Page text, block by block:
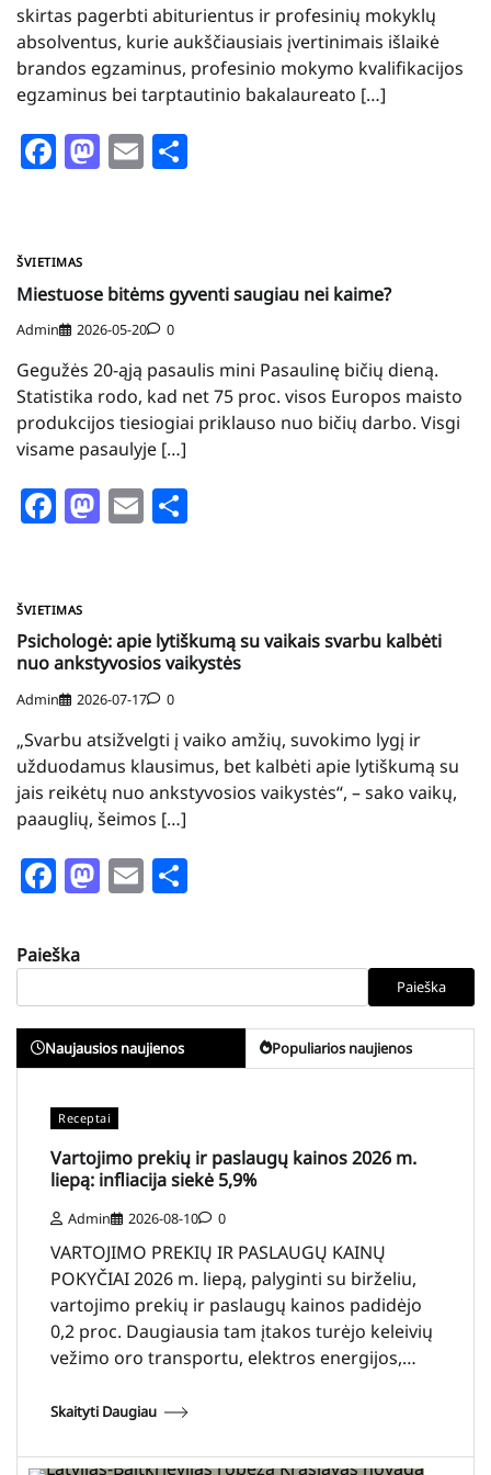
skirtas pagerbti abiturientus ir profesinių mokyklų
absolventus, kurie aukščiausiais įvertinimais išlaikė
brandos egzaminus, profesinio mokymo kvalifikacijos
egzaminus bei tarptautinio bakalaureato […]
Facebook
Mastodon
Email
ŠVIETIMAS
Miestuose bitėms gyventi saugiau nei kaime?
Admin 2026-05-20 0
Gegužės 20-ąją pasaulis mini Pasaulinę bičių dieną.
Statistika rodo, kad net 75 proc. visos Europos maisto
produkcijos tiesiogiai priklauso nuo bičių darbo. Visgi
visame pasaulyje […]
Facebook
Mastodon
Email
ŠVIETIMAS
Psichologė: apie lytiškumą su vaikais svarbu kalbėti
nuo ankstyvosios vaikystės
Admin 2026-07-17 0
„Svarbu atsižvelgti į vaiko amžių, suvokimo lygį ir
užduodamus klausimus, bet kalbėti apie lytiškumą su
jais reikėtų nuo ankstyvosios vaikystės“, – sako vaikų,
paauglių, šeimos […]
Facebook
Mastodon
Email
Paieška
Paieška
Naujausios naujienos Populiarios naujienos
Receptai
Vartojimo prekių ir paslaugų kainos 2026 m.
liepą: infliacija siekė 5,9%
Admin 2026-08-10 0
VARTOJIMO PREKIŲ IR PASLAUGŲ KAINŲ
POKYČIAI 2026 m. liepą, palyginti su birželiu,
vartojimo prekių ir paslaugų kainos padidėjo
0,2 proc. Daugiausia tam įtakos turėjo keleivių
vežimo oro transportu, elektros energijos,…
Skaityti Daugiau